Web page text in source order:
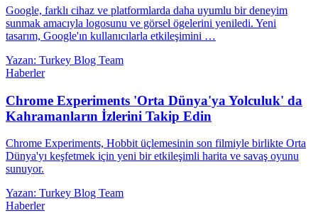
Google, farklı cihaz ve platformlarda daha uyumlu bir deneyim
sunmak amacıyla logosunu ve görsel ögelerini yeniledi. Yeni
tasarım, Google'ın kullanıcılarla etkileşimini …
Yazan: Turkey Blog Team
Haberler
Chrome Experiments 'Orta Dünya'ya Yolculuk' da
Kahramanların İzlerini Takip Edin
Chrome Experiments, Hobbit üçlemesinin son filmiyle birlikte Orta
Dünya'yı keşfetmek için yeni bir etkileşimli harita ve savaş oyunu
sunuyor.
Yazan: Turkey Blog Team
Haberler